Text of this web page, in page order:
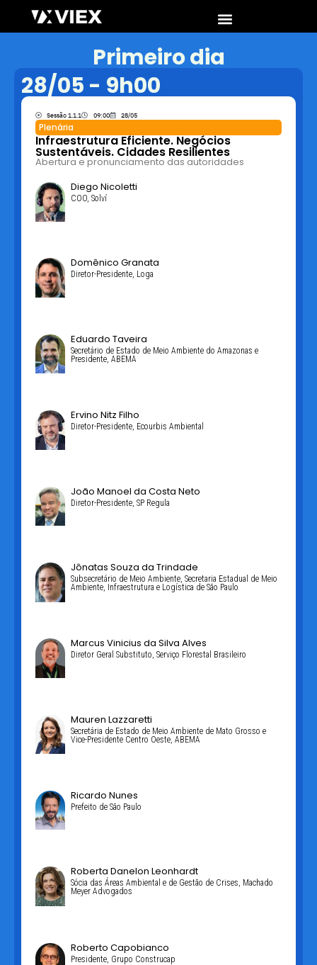
Primeiro dia
28/05 - 9h00
Sessão 1.1.1 09:00 28/05
Plenária
Infraestrutura Eficiente. Negócios
Sustentáveis. Cidades Resilientes
Abertura e pronunciamento das autoridades
Diego Nicoletti
COO, Solví
Domênico Granata
Diretor-Presidente, Loga
Eduardo Taveira
Secretário de Estado de Meio Ambiente do Amazonas e
Presidente, ABEMA
Ervino Nitz Filho
Diretor-Presidente, Ecourbis Ambiental
João Manoel da Costa Neto
Diretor-Presidente, SP Regula
Jônatas Souza da Trindade
Subsecretário de Meio Ambiente, Secretaria Estadual de Meio
Ambiente, Infraestrutura e Logística de São Paulo
Marcus Vinicius da Silva Alves
Diretor Geral Substituto, Serviço Florestal Brasileiro
Mauren Lazzaretti
Secretária de Estado de Meio Ambiente de Mato Grosso e
Vice-Presidente Centro Oeste, ABEMA
Ricardo Nunes
Prefeito de São Paulo
Roberta Danelon Leonhardt
Sócia das Áreas Ambiental e de Gestão de Crises, Machado
Meyer Advogados
Roberto Capobianco
Presidente, Grupo Construcap